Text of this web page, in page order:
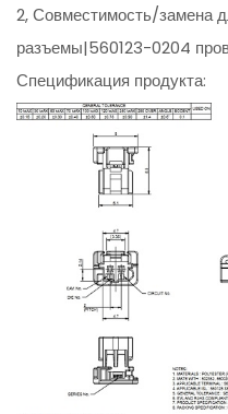
2, Совместимость/замена
разъемы|560123-0204
Спецификация продукта: